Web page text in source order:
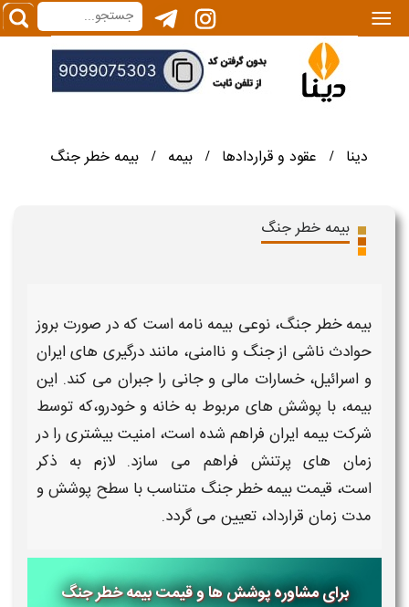
|||
دینا / عقود و قراردادها / بیمه / بیمه خطر جنگ
بیمه خطر جنگ
بیمه خطر جنگ، نوعی بیمه‌ نامه است که در صورت بروز
حوادث ناشی ازجنگو ناامنی، مانند درگیری‌ های ایران
و اسرائیل، خسارات مالی و جانی را جبران می‌ کند. این
بیمه، با پوشش‌ های مربوط بهخانه وخودرو،که توسط
شرکتبیمهایران فراهم شده است، امنیت بیشتری را در
زمان‌ های پرتنش فراهم می‌ سازد. لازم به ذکر
است، قیمت بیمه خطر جنگ متناسب با سطح پوششو
مدت زمان قرارداد، تعیین می‌ گردد.
برای مشاوره پوشش ها و قیمت بیمه خطر جنگ